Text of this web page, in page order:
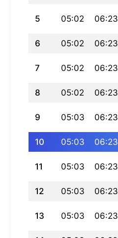
5 05:02 06:23
6 05:02 06:23
7 05:02 06:23
8 05:02 06:23
9 05:03 06:23
10 05:03 06:23
11 05:03 06:23
12 05:03 06:23
13 05:03 06:23